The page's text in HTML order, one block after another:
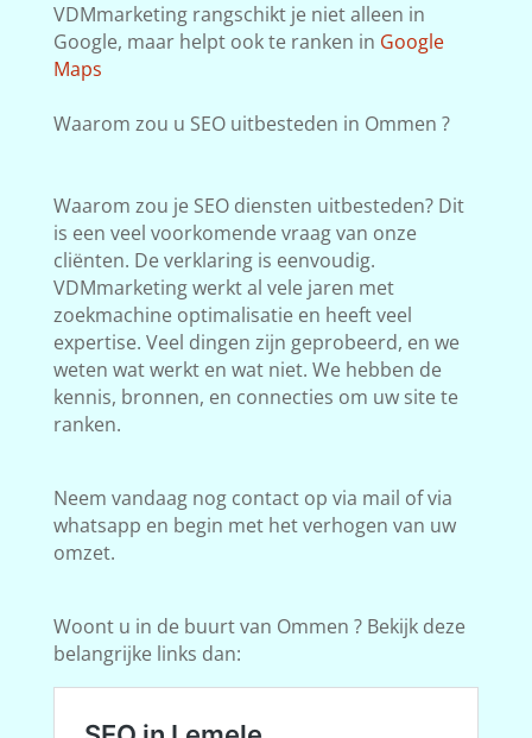
VDMmarketing rangschikt je niet alleen in
Google, maar helpt ook te ranken in Google
Maps
Waarom zou u SEO uitbesteden in Ommen ?
Waarom zou je SEO diensten uitbesteden? Dit
is een veel voorkomende vraag van onze
cliënten. De verklaring is eenvoudig.
VDMmarketing werkt al vele jaren met
zoekmachine optimalisatie en heeft veel
expertise. Veel dingen zijn geprobeerd, en we
weten wat werkt en wat niet. We hebben de
kennis, bronnen, en connecties om uw site te
ranken.
Neem vandaag nog contact op via mail of via
whatsapp en begin met het verhogen van uw
omzet.
Woont u in de buurt van Ommen ? Bekijk deze
belangrijke links dan: